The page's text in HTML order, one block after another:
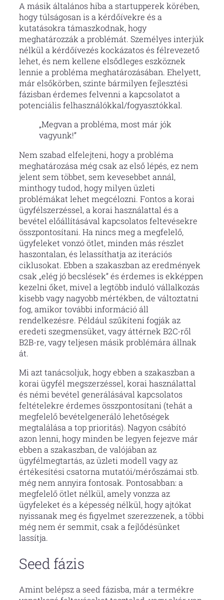
A másik általános hiba a startupperek körében,
hogy túlságosan is a kérdőívekre és a
kutatásokra támaszkodnak, hogy
meghatározzák a problémát. Személyes interjúk
nélkül a kérdőívezés kockázatos és félrevezető
lehet, és nem kellene elsődleges eszköznek
lennie a probléma meghatározásában. Ehelyett,
már elsőkörben, szinte bármilyen fejlesztési
fázisban érdemes felvenni a kapcsolatot a
potenciális felhasználókkal/fogyasztókkal.
„Megvan a probléma, most már jók
vagyunk!”
Nem szabad elfelejteni, hogy a probléma
meghatározása még csak az első lépés, ez nem
jelent sem többet, sem kevesebbet annál,
minthogy tudod, hogy milyen üzleti
problémákat lehet megcélozni. Fontos a korai
ügyfélszerzéssel, a korai használattal és a
bevétel előállításával kapcsolatos feltevésekre
összpontosítani. Ha nincs meg a megfelelő,
ügyfeleket vonzó ötlet, minden más részlet
haszontalan, és lelassíthatja az iterációs
ciklusokat. Ebben a szakaszban az eredmények
csak „elég jó becslések” és érdemes is ekképpen
kezelni őket, mivel a legtöbb induló vállalkozás
kisebb vagy nagyobb mértékben, de változtatni
fog, amikor további információ áll
rendelkezésre. Például szűkíteni fogják az
eredeti szegmensüket, vagy áttérnek B2C-ről
B2B-re, vagy teljesen másik problémára állnak
át.
Mi azt tanácsoljuk, hogy ebben a szakaszban a
korai ügyfél megszerzéssel, korai használattal
és némi bevétel generálásával kapcsolatos
feltételekre érdemes összpontosítani (tehát a
megfelelő bevételgeneráló lehetőségek
megtalálása a top prioritás). Nagyon csábító
azon lenni, hogy minden be legyen fejezve már
ebben a szakaszban, de valójában az
ügyfélmegtartás, az üzleti modell vagy az
értékesítési csatorna mutatói/mérőszámai stb.
még nem annyira fontosak. Pontosabban: a
megfelelő ötlet nélkül, amely vonzza az
ügyfeleket és a képesség nélkül, hogy ajtókat
nyissanak meg és figyelmet szerezzenek, a többi
még nem ér semmit, csak a fejlődésünket
lassítja.
Seed fázis
Amint belépsz a seed fázisba, már a termékre